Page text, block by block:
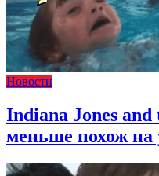
Новости
Indiana Jones
меньше похож